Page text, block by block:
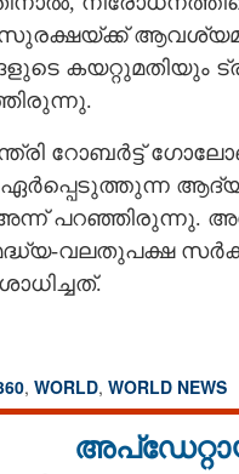
കയറ്റുമതിയും
റോബർട്ട്
ഏർപ്പെടുത്തുന്ന
പറഞ്ഞിരുന്നു.
വലതുപക്ഷ
, WORLD, WORLD NEWS